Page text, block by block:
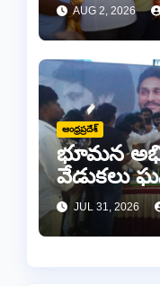
AUG 2, 2026
ఆంధ్రప్రదేశ్
భూమన
వేడుకలు
JUL 31, 2026